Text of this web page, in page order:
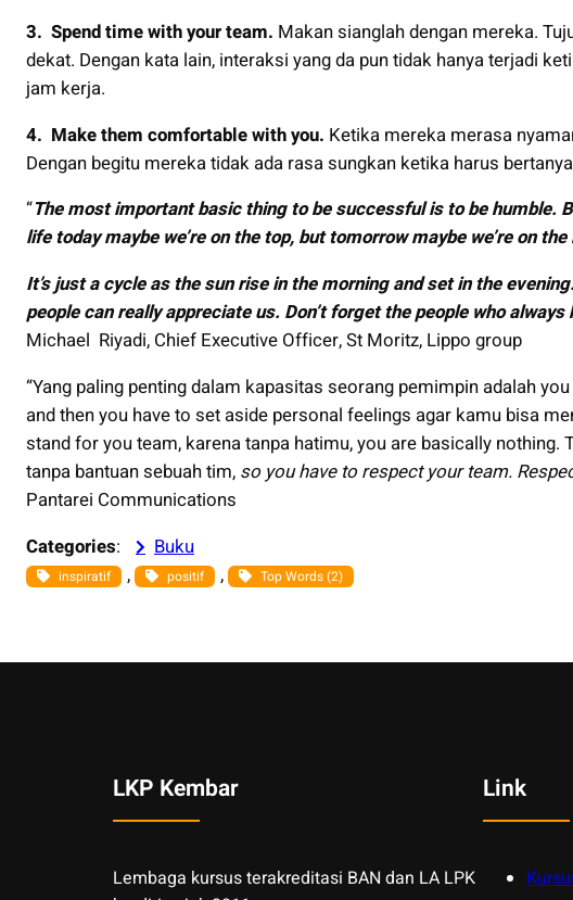
3. Spend time with your team. Makan sianglah dengan mereka.
dekat. Dengan kata lain, interaksi yang da pun tidak hanya terjadi
jam kerja.
4. Make them comfortable with you. Ketika mereka merasa
Dengan begitu mereka tidak ada rasa sungkan ketika harus
“The most important basic thing to be successful is to be humble.
life today maybe we’re on the top, but tomorrow maybe we’re on
It’s just a cycle as the sun rise in the morning and set in the
people can really appreciate us. Don’t forget the people who
Michael Riyadi, Chief Executive Officer, St Moritz, Lippo group
“Yang paling penting dalam kapasitas seorang pemimpin adalah
and then you have to set aside personal feelings agar kamu bisa
stand for you team, karena tanpa hatimu, you are basically
tanpa bantuan sebuah tim, so you have to respect your team.
Pantarei Communications
Categories: Buku
inspiratif , positif , Top Words (2)
LKP Kembar
Lembaga kursus terakreditasi BAN dan LA LPK
Link